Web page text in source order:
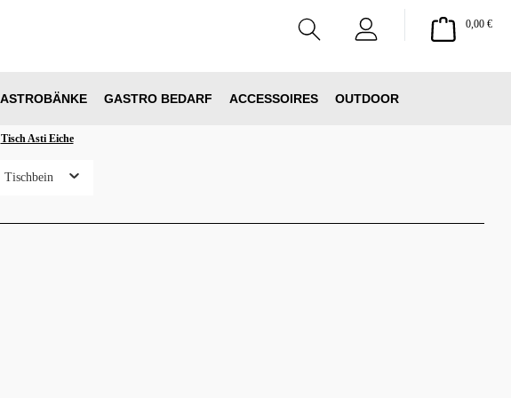
0,00 €
GASTRO BEDARF ACCESSOIRES OUTDOOR
Tisch Asti Eiche
Tischbein